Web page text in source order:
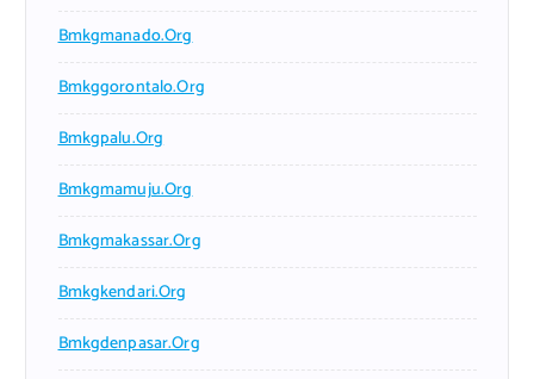
Bmkgmanado.org
Bmkggorontalo.org
Bmkgpalu.org
Bmkgmamuju.org
Bmkgmakassar.org
Bmkgkendari.org
Bmkgdenpasar.org